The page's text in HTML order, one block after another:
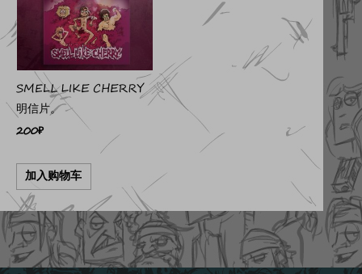
SMELL LIKE CHERRY
明信片。
200₽
加入购物车